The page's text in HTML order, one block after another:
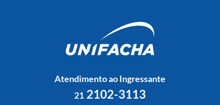
Atendimento ao Ingressante
212102-3113